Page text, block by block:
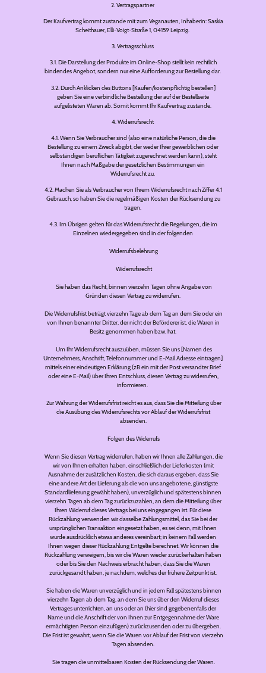
2. Vertragspartner
Der Kaufvertrag kommt zustande mit zum Veganauten, Inhaberin: Saskia
Scheithauer, Elli-Voigt-Straße 1, 04159 Leipzig.
3. Vertragsschluss
3.1. Die Darstellung der Produkte im Online-Shop stellt kein rechtlich
bindendes Angebot, sondern nur eine Aufforderung zur Bestellung dar.
3.2. Durch Anklicken des Buttons [Kaufen/kostenpflichtig bestellen]
geben Sie eine verbindliche Bestellung der auf der Bestellseite
aufgelisteten Waren ab. Somit kommt Ihr Kaufvertrag zustande.
4. Widerrufsrecht
4.1. Wenn Sie Verbraucher sind (also eine natürliche Person, die die
Bestellung zu einem Zweck abgibt, der weder Ihrer gewerblichen oder
selbständigen beruflichen Tätigkeit zugerechnet werden kann), steht
Ihnen nach Maßgabe der gesetzlichen Bestimmungen ein
Widerrufsrecht zu.
4.2. Machen Sie als Verbraucher von Ihrem Widerrufsrecht nach Ziffer 4.1
Gebrauch, so haben Sie die regelmäßigen Kosten der Rücksendung zu
tragen.
4.3. Im Übrigen gelten für das Widerrufsrecht die Regelungen, die im
Einzelnen wiedergegeben sind in der folgenden
Widerrufsbelehrung
Widerrufsrecht
Sie haben das Recht, binnen vierzehn Tagen ohne Angabe von
Gründen diesen Vertrag zu widerrufen.
Die Widerrufsfrist beträgt vierzehn Tage ab dem Tag an dem Sie oder ein
von Ihnen benannter Dritter, der nicht der Beförderer ist, die Waren in
Besitz genommen haben bzw. hat.
Um Ihr Widerrufsrecht auszuüben, müssen Sie uns [Namen des
Unternehmers, Anschrift, Telefonnummer und E-Mail Adresse eintragen]
mittels einer eindeutigen Erklärung (zB ein mit der Post versandter Brief
oder eine E-Mail) über Ihren Entschluss, diesen Vertrag zu widerrufen,
informieren.
Zur Wahrung der Widerrufsfrist reicht es aus, dass Sie die Mitteilung über
die Ausübung des Widerrufsrechts vor Ablauf der Widerrufsfrist
absenden.
Folgen des Widerrufs
Wenn Sie diesen Vertrag widerrufen, haben wir Ihnen alle Zahlungen, die
wir von Ihnen erhalten haben, einschließlich der Lieferkosten (mit
Ausnahme der zusätzlichen Kosten, die sich daraus ergeben, dass Sie
eine andere Art der Lieferung als die von uns angebotene, günstigste
Standardlieferung gewählt haben), unverzüglich und spätestens binnen
vierzehn Tagen ab dem Tag zurückzuzahlen, an dem die Mitteilung über
Ihren Widerruf dieses Vertrags bei uns eingegangen ist. Für diese
Rückzahlung verwenden wir dasselbe Zahlungsmittel, das Sie bei der
ursprünglichen Transaktion eingesetzt haben, es sei denn, mit Ihnen
wurde ausdrücklich etwas anderes vereinbart; in keinem Fall werden
Ihnen wegen dieser Rückzahlung Entgelte berechnet. Wir können die
Rückzahlung verweigern, bis wir die Waren wieder zurückerhalten haben
oder bis Sie den Nachweis erbracht haben, dass Sie die Waren
zurückgesandt haben, je nachdem, welches der frühere Zeitpunkt ist.
Sie haben die Waren unverzüglich und in jedem Fall spätestens binnen
vierzehn Tagen ab dem Tag, an dem Sie uns über den Widerruf dieses
Vertrages unterrichten, an uns oder an (hier sind gegebenenfalls der
Name und die Anschrift der von Ihnen zur Entgegennahme der Ware
ermächtigten Person einzufügen) zurückzusenden oder zu übergeben.
Die Frist ist gewahrt, wenn Sie die Waren vor Ablauf der Frist von vierzehn
Tagen absenden.
Sie tragen die unmittelbaren Kosten der Rücksendung der Waren.